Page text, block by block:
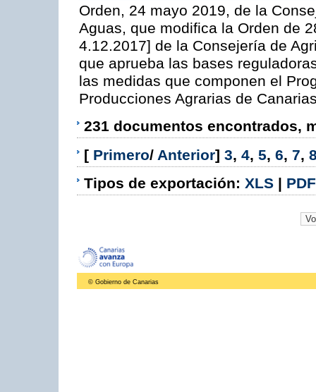
Orden, 24 mayo 2019, de la
Aguas, que modifica la Orden de
4.12.2017] de la Consejería de
que aprueba las bases
las medidas que componen el
Producciones Agrarias de
231 documentos encontrados,
[ Primero/ Anterior] 3, 4, 5, 6, 7,
Tipos de exportación: XLS | PDF
© Gobierno de Canarias